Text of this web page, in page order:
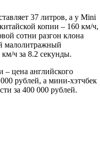
37 литров, а у Mini
копии – 160 км/ч,
сотни разгон клона
малолитражный
ч за 8.2 секунды.
– цена английского
рублей, а мини-хэтчбек
за 400 000 рублей.